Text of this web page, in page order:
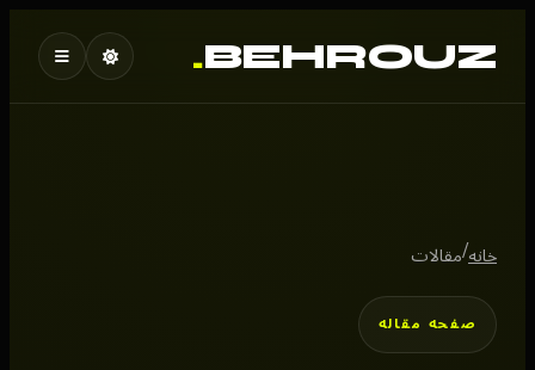
BEHROUZ
.
خانه/مقالات
صفحه مقاله